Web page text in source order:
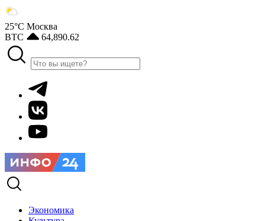
25°С Москва
BTC
64,890.62
Экономика